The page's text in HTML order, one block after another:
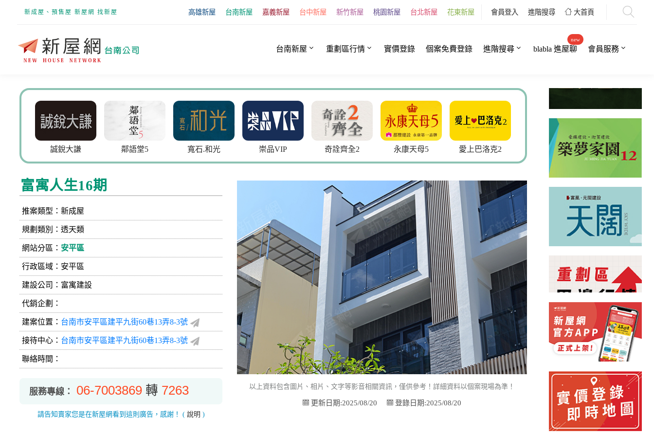
新成屋、預售屋 新屋網 找新屋 高雄新屋 台南新屋 嘉義新屋 台中新屋 新竹新屋 桃園新屋 台北新屋 花東新屋 會員登入 進階搜尋 大首頁
台南新屋 重劃區行情 實價登錄 個案免費登錄 進階搜尋 blabla 進屋聊
new
會員服務
誠銳大謙 鄰語堂5 寬石.和光 崇品VIP 奇詮齊全2 永康天母5 愛上巴洛克2 青石居3
富寓人生16期
推案類型：新成屋
規劃類別：透天類
網站分區： 安平區
行政區域：安平區
建設公司： 富寓建設
代銷企劃：
建案位置： 台南市安平區建平九街60巷13弄8-3號
接待中心： 台南市安平區建平九街60巷13弄8-3號
聯絡時間：
服務專線： 06-7003869 轉 7263
請告知賣家您是在新屋網看到這則廣告，感謝！ ( 說明 )
以上資料包含圖片、相片、文字等影音相關資訊，僅供參考！詳細資料以個案現場為準！
更新日期:2025/08/20 登錄日期:2025/08/20